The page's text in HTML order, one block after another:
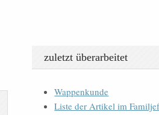
zuletzt überarbeitet
Wappenkunde
Liste der Artikel im